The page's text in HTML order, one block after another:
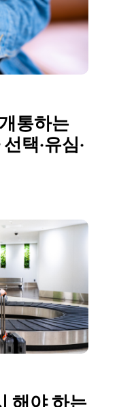
통하는
택·유심·
해야 하는